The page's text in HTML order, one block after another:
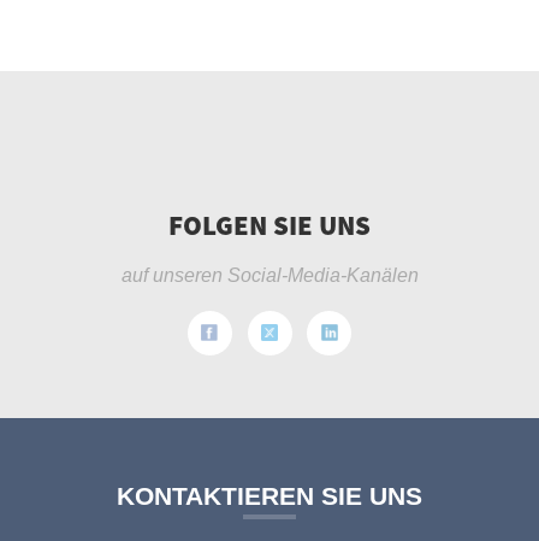
FOLGEN SIE UNS
auf unseren Social-Media-Kanälen
KONTAKTIEREN SIE UNS